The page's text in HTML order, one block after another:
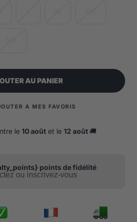
AU PANIER
A MES FAVORIS
le 10 août et le 12 août 🚚
points de fidélité
ou inscrivez-vous